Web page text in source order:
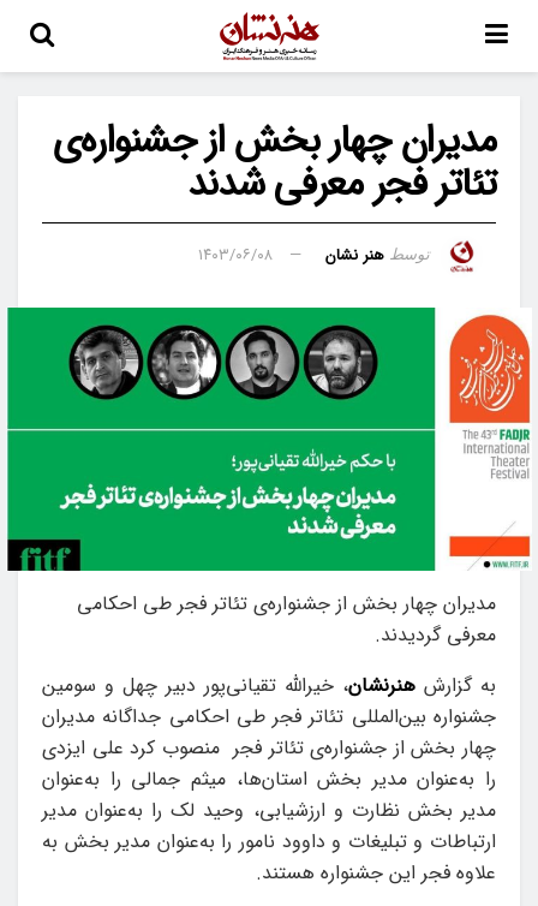
مدیران چهار بخش از جشنواره‌‌ی
تئاتر فجر معرفی شدند
توسط هنر نشان ۱۴۰۳/۰۶/۰۸
مدیران چهار بخش از جشنواره‌‌ی تئاتر فجر طی احکامی
معرفی گردیدند.
به گزارش هنرنشان، خیرالله تقیانی‌پور دبیر چهل و سومین
جشنواره‌ بین‌المللی تئاتر فجر طی احکامی جداگانه‌ مدیران
چهار بخش از جشنواره‌‌ی تئاتر فجر منصوب کرد علی ایزدی
را به‌عنوان مدیر بخش استان‌ها، میثم جمالی را به‌عنوان
مدیر بخش نظارت و ارزشیابی، وحید لک را به‌عنوان مدیر
ارتباطات و تبلیغات و داوود نامور را به‌عنوان مدیر بخش به
علاوه فجر این جشنواره‌ هستند.